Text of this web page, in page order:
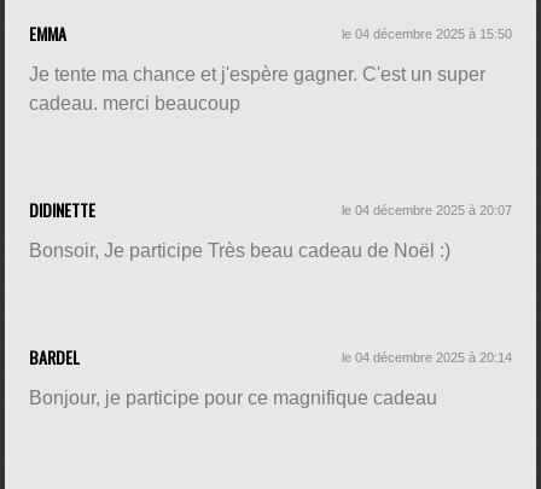
EMMA le 04 décembre 2025 à 15:50
Je tente ma chance et j'espère gagner. C'est un super
cadeau. merci beaucoup
DIDINETTE le 04 décembre 2025 à 20:07
Bonsoir, Je participe Très beau cadeau de Noël :)
BARDEL le 04 décembre 2025 à 20:14
Bonjour, je participe pour ce magnifique cadeau